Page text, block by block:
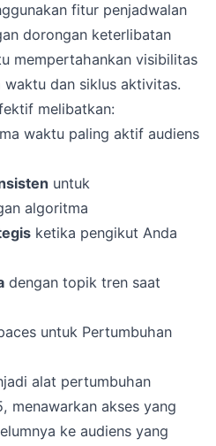
fitur penjadwalan
dorongan keterlibatan
mempertahankan visibilitas
dan siklus aktivitas.
melibatkan:
waktu paling aktif audiens
untuk
algoritma
ketika pengikut Anda
dengan topik tren saat
untuk Pertumbuhan
alat pertumbuhan
menawarkan akses yang
ke audiens yang